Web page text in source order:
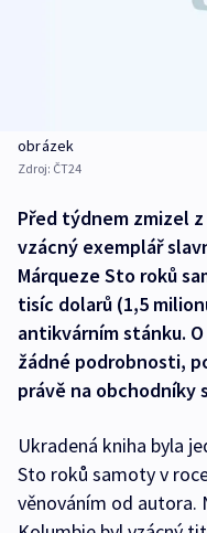
obrázek
Zdroj: ČT24
Před týdnem zmizel
vzácný exemplář
Márqueze Sto roků
tisíc dolarů (1,5
antikvárním stánku.
žádné podrobnosti,
právě na obchodníky
Ukradená kniha byla
Sto roků samoty v
věnováním od autora.